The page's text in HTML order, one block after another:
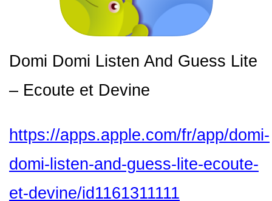
Domi Domi Listen And Guess Lite
– Ecoute et Devine
https://apps.apple.com/fr/app/domi-
domi-listen-and-guess-lite-ecoute-
et-devine/id1161311111